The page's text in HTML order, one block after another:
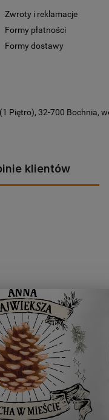
Zwroty i reklamacje
Formy płatności
Formy dostawy
Piętro), 32-700 Bochnia,
klientów